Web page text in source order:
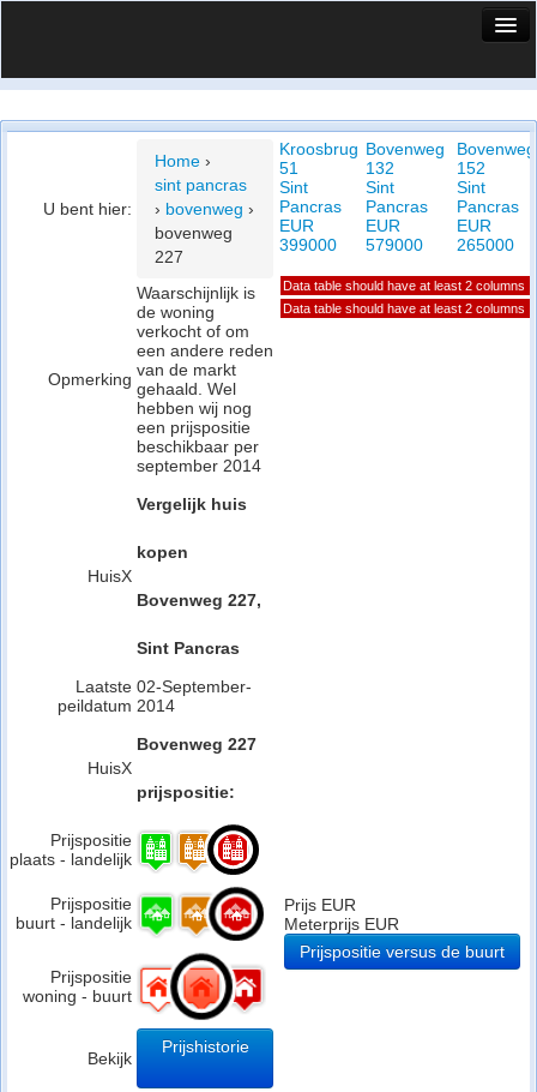
Vergelijk prijsposities - wijk
Nieuws
U bent hier:
Home ›
sint pancras
› bovenweg ›
bovenweg
227
Opmerking
Waarschijnlijk is
de woning
verkocht of om
een andere reden
van de markt
gehaald. Wel
hebben wij nog
een prijspositie
beschikbaar per
september 2014
HuisX
Vergelijk huis
kopen
Bovenweg 227,
Sint Pancras
Laatste
peildatum
02-September-
2014
HuisX
Bovenweg 227
prijspositie:
Prijspositie
plaats - landelijk
Prijspositie
buurt - landelijk
Prijspositie
woning - buurt
Bekijk
Prijshistorie
Kroosbrug
51
Sint
Pancras
EUR
399000
Bovenweg
132
Sint
Pancras
EUR
579000
Bovenweg
152
Sint
Pancras
EUR
265000
Data table should have at least 2 columns
Data table should have at least 2 columns
Prijs EUR
Meterprijs EUR
Prijspositie versus de buurt